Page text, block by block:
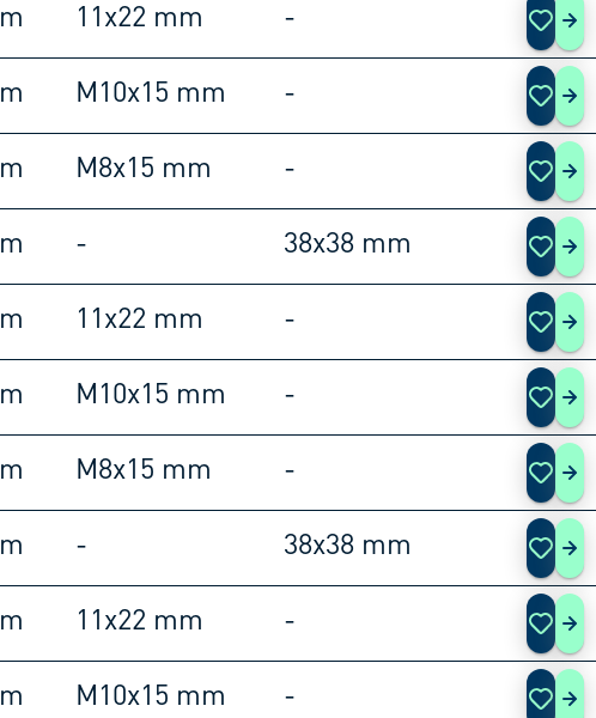
11x22 mm -
M10x15 mm -
M8x15 mm -
- 38x38 mm
11x22 mm -
M10x15 mm -
M8x15 mm -
- 38x38 mm
11x22 mm -
M10x15 mm -